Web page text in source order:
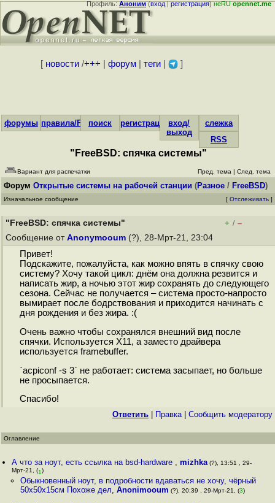
Профиль:Аноним(вход|регистрация)неRUopennet.me
[ новости/+++ форум| теги| ]
форумы правила/FAQпоиск регистрациявход/
выход
слежка
RSS
"FreeBSD: спячка системы"
Вариант для распечатки Пред. тема | След. тема
Форум Открытые системы на рабочей станции (Разное / FreeBSD)
Изначальное сообщение [ Отслеживать ]
"FreeBSD: спячка системы" + / –
Сообщение от Anonymooum (?), 28-Мрт-21, 23:04
Привет!
Подскажите, пожалуйста, как можно впять в спячку свою
систему? Хочу такой цикл: днём она должна резвится и
написать жир, а ночью этот жир сохранять до следующего
сезона. Сейчас не получается – система просто-напросто
вымирает после бодрствования и приходится начинать с
дня рождения и без жира. :(
Очень важно чтобы сохранялся внешний вид после
спячки. Используется X11, а заместо драйвера
используется framebuffer.
`acpiconf -s 3` не работает: система засыпает, но больше
не просыпается.
Спасибо!
Ответить Правка| Cообщить модератору
Оглавление
А что за ноут, есть ссылка на bsd-hardware ,mizhka (?), 13:51 , 29-
Мрт-21, (1)
Обыкновенный ноут, в подробности вдаваться не хочу, чёрный
50х50х15см Похоже дел, Anonimooum (?), 20:39 , 29-Мрт-21, (3)